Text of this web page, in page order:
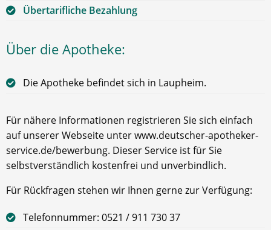
Übertarifliche Bezahlung
Über die Apotheke:
Die Apotheke befindet sich in Laupheim.
Für nähere Informationen registrieren Sie sich einfach
auf unserer Webseite unter www.deutscher-apotheker-
service.de/bewerbung. Dieser Service ist für Sie
selbstverständlich kostenfrei und unverbindlich.
Für Rückfragen stehen wir Ihnen gerne zur Verfügung:
Telefonnummer: 0521 / 911 730 37